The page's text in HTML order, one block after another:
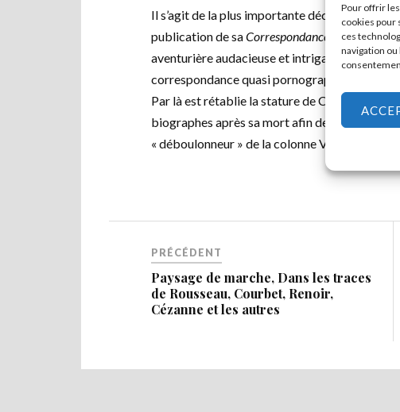
Pour offrir
cookies pour
ces
navigation ou
Il s’agit de la plus importante découverte de
publication de saCorrespondance
en 1996.
aventurière audacieuse et intrigante et un
correspondance quasi pornographique qui
Par là est rétablie la stature de Courbet,
biographes après sa mort afin de rendre
« déboulonneur » de la colonne Vendôme, et
PRÉCÉDENT
Paysage de marche, Dans les traces
de Rousseau, Courbet, Renoir,
Cézanne et les autres